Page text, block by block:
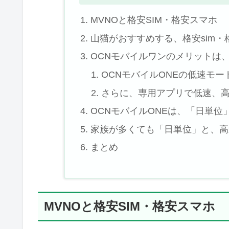
MVNOと格安SIM・格安スマホ
山猫がおすすめする、格安sim
OCNモバイルワンのメリットは
OCNモバイルONEの低速モ
さらに、専用アプリで低速、
OCNモバイルONEは、「日単位
家族が多くても「日単位」と、
まとめ
MVNOと格安SIM・格安スマホ